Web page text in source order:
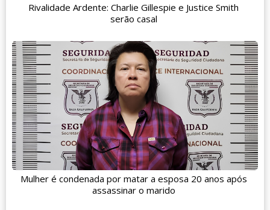
Rivalidade Ardente: Charlie Gillespie e Justice Smith
serão casal
Mulher é condenada por matar a esposa 20 anos após
assassinar o marido